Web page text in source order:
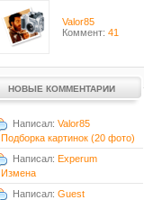
Valor85
Коммент: 41
НОВЫЕ КОММЕНТАРИИ
Написал: Valor85
Подборка картинок (20 фото)
Написал: Experum
Измена
Написал: Guest